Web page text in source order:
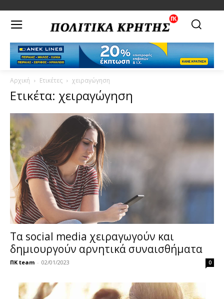
Αρχική Ετικέτες χειραγώγηση
Ετικέτα: χειραγώγηση
Τα social media χειραγωγούν και
δημιουργούν αρνητικά συναισθήματα
ΠΚ team - 02/01/2023 0